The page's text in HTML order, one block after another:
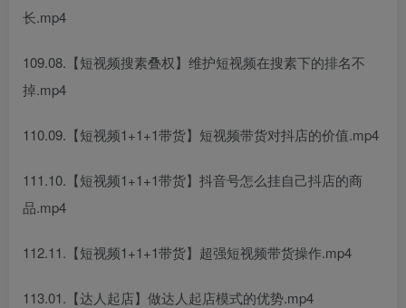
长.mp4
109.08.【短视频搜素叠权】维护短视频在搜素下的排名不
掉.mp4
110.09.【短视频1+1+1带货】短视频带货对抖店的价值.mp4
111.10.【短视频1+1+1带货】抖音号怎么挂自己抖店的商
品.mp4
112.11.【短视频1+1+1带货】超强短视频带货操作.mp4
113.01.【达人起店】做达人起店模式的优势.mp4